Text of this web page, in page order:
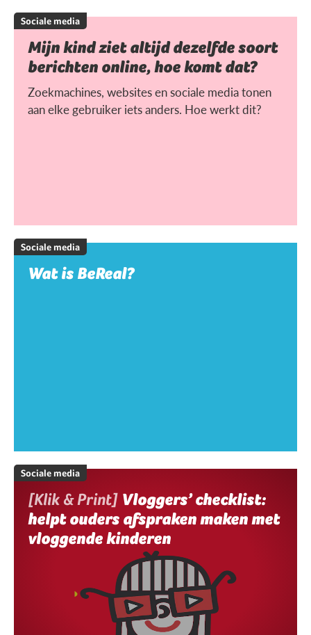
Sociale media
Mijn kind ziet altijd dezelfde soort
berichten online, hoe komt dat?
Zoekmachines, websites en sociale media tonen
aan elke gebruiker iets anders. Hoe werkt dit?
Sociale media
Wat is BeReal?
Sociale media
[Klik & Print] Vloggers’ checklist:
helpt ouders afspraken maken met
vloggende kinderen